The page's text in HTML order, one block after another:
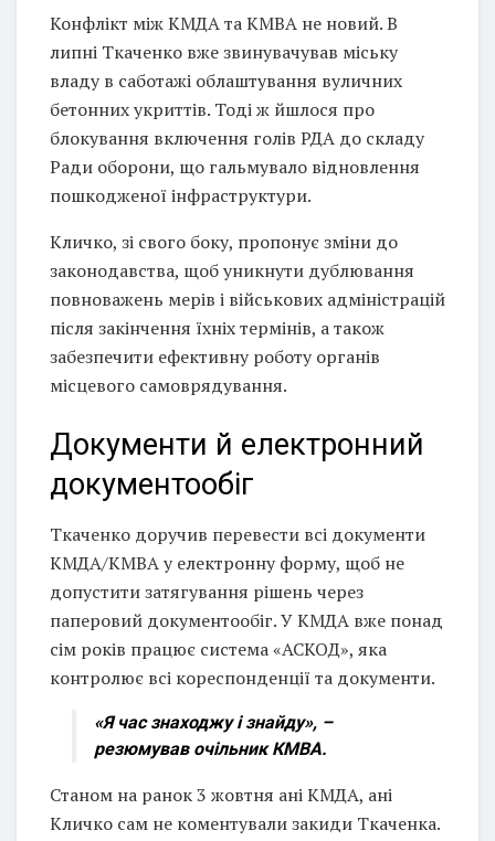
Конфлікт між КМДА та КМВА не новий. В
липні Ткаченко вже звинувачував міську
владу в саботажі облаштування вуличних
бетонних укриттів. Тоді ж йшлося про
блокування включення голів РДА до складу
Ради оборони, що гальмувало відновлення
пошкодженої інфраструктури.
Кличко, зі свого боку, пропонує зміни до
законодавства, щоб уникнути дублювання
повноважень мерів і військових адміністрацій
після закінчення їхніх термінів, а також
забезпечити ефективну роботу органів
місцевого самоврядування.
Документи й електронний
документообіг
Ткаченко доручив перевести всі документи
КМДА/КМВА у електронну форму, щоб не
допустити затягування рішень через
паперовий документообіг. У КМДА вже понад
сім років працює система «АСКОД», яка
контролює всі кореспонденції та документи.
«Я час знаходжу і знайду», –
резюмував очільник КМВА.
Станом на ранок 3 жовтня ані КМДА, ані
Кличко сам не коментували закиди Ткаченка.